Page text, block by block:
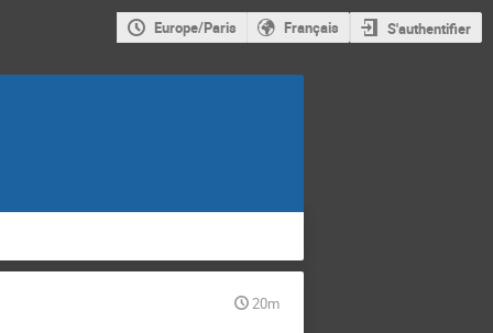
Europe/Paris Français S'authentifier
20m